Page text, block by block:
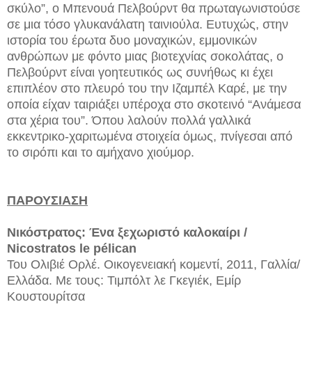
σκύλο”, ο Μπενουά Πελβούρντ θα πρωταγωνιστούσε
σε μια τόσο γλυκανάλατη ταινιούλα. Ευτυχώς, στην
ιστορία του έρωτα δυο μοναχικών, εμμονικών
ανθρώπων με φόντο μιας βιοτεχνίας σοκολάτας, ο
Πελβούρντ είναι γοητευτικός ως συνήθως κι έχει
επιπλέον στο πλευρό του την Ιζαμπέλ Καρέ, με την
οποία είχαν ταιριάξει υπέροχα στο σκοτεινό “Ανάμεσα
στα χέρια του”. Όπου λαλούν πολλά γαλλικά
εκκεντρικο-χαριτωμένα στοιχεία όμως, πνίγεσαι από
το σιρόπι και το αμήχανο χιούμορ.
ΠΑΡΟΥΣΙΑΣΗ
Νικόστρατος: Ένα ξεχωριστό καλοκαίρι /
Nicostratos le pélican
Του Ολιβιέ Ορλέ. Οικογενειακή κομεντί, 2011, Γαλλία/
Ελλάδα. Με τους: Τιμπόλτ λε Γκεγιέκ, Εμίρ
Κουστουρίτσα